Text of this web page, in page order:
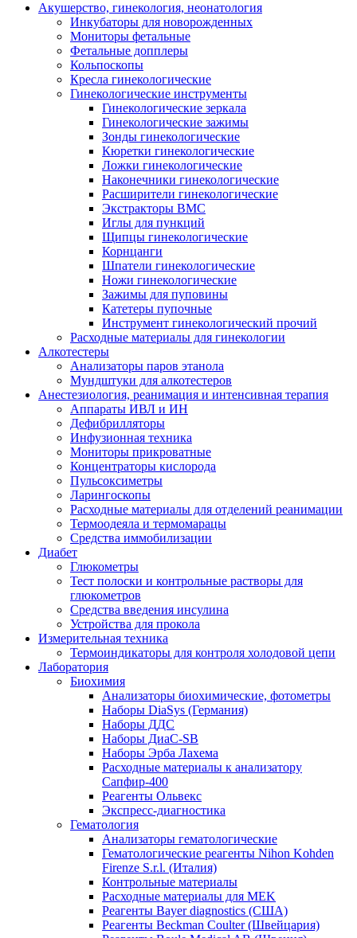
Акушерство, гинекология, неонатология
Инкубаторы для новорожденных
Мониторы фетальные
Фетальные допплеры
Кольпоскопы
Кресла гинекологические
Гинекологические инструменты
Гинекологические зеркала
Гинекологические зажимы
Зонды гинекологические
Кюретки гинекологические
Ложки гинекологические
Наконечники гинекологические
Расширители гинекологические
Экстракторы ВМС
Иглы для пункций
Щипцы гинекологические
Корнцанги
Шпатели гинекологические
Ножи гинекологические
Зажимы для пуповины
Катетеры пупочные
Инструмент гинекологический прочий
Расходные материалы для гинекологии
Алкотестеры
Анализаторы паров этанола
Мундштуки для алкотестеров
Анестезиология, реанимация и интенсивная терапия
Аппараты ИВЛ и ИН
Дефибрилляторы
Инфузионная техника
Мониторы прикроватные
Концентраторы кислорода
Пульсоксиметры
Ларингоскопы
Расходные материалы для отделений реанимации
Термоодеяла и термомарацы
Средства иммобилизации
Диабет
Глюкометры
Тест полоски и контрольные растворы для
глюкометров
Средства введения инсулина
Устройства для прокола
Измерительная техника
Термоиндикаторы для контроля холодовой цепи
Лаборатория
Биохимия
Анализаторы биохимические, фотометры
Наборы DiaSys (Германия)
Наборы ДДС
Наборы ДиаС-SB
Наборы Эрба Лахема
Расходные материалы к анализатору
Сапфир-400
Реагенты Ольвекс
Экспресс-диагностика
Гематология
Анализаторы гематологические
Гематологические реагенты Nihon Kohden
Firenze S.r.l. (Италия)
Контрольные материалы
Расходные материалы для MEK
Реагенты Bayer diagnostics (США)
Реагенты Beckman Coulter (Швейцария)